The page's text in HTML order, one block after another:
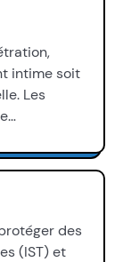
intime soit
Les
des
(IST) et